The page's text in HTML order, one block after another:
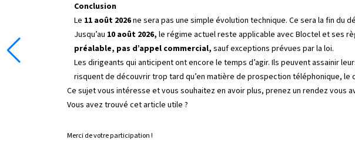
Conclusion
Le 11 août 2026ne sera pas une simple évolution technique. Ce sera la fin
Jusqu’au 10 août 2026, le régime actuel reste applicable avec Bloctel et ses
préalable, pas d’appel commercial, sauf exceptions prévues par la loi.
Les dirigeants qui anticipent ont encore le temps d’agir. Ils peuvent assainir
risquent de découvrir trop tard qu’en matière de prospection téléphonique, le
Ce sujet vous intéresse et vous souhaitez en avoir plus, prenez un rendez vous
Vous avez trouvé cet article utile ?
Merci de votre participation !